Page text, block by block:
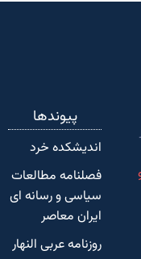
پیوندها
اندیشکده‌ خرد
فصلنامه مطالعات
سیاسی و رسانه ای
ایران معاصر
روزنامه عربی النهار